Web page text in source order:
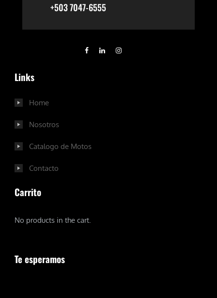
+503 7047-6555
Links
Home
Nosotros
Catalogo de Motos
Contacto
Carrito
No products in the cart.
Te esperamos